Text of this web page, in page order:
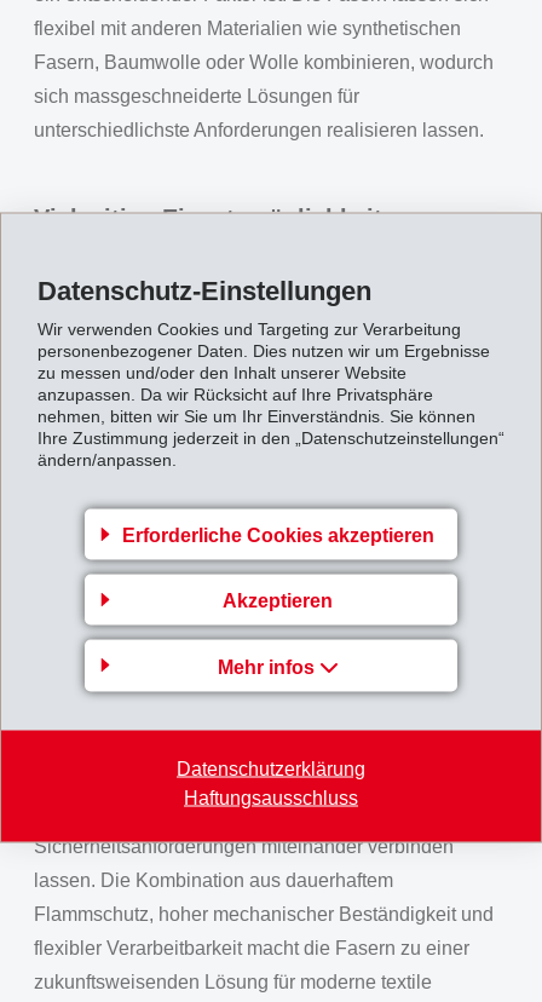
Datenschutz-Einstellungen
Wir verwenden Cookies und Targeting zur Verarbeitung
personenbezogener Daten. Dies nutzen wir um Ergebnisse
zu messen und/oder den Inhalt unserer Website
anzupassen. Da wir Rücksicht auf Ihre Privatsphäre
nehmen, bitten wir Sie um Ihr Einverständnis. Sie können
Ihre Zustimmung jederzeit in den „Datenschutzeinstellungen“
ändern/anpassen.
Erforderliche Cookies akzeptieren
Akzeptieren
Mehr infos
Datenschutzerklärung
Haftungsausschluss
flexibel mit anderen Materialien wie synthetischen
Fasern, Baumwolle oder Wolle kombinieren, wodurch
sich massgeschneiderte Lösungen für
unterschiedlichste Anforderungen realisieren lassen.
Vielseitige Einsatzmöglichkeiten von
Die Einsatzmöglichkeiten sind vielseitig. In der Schutz-
und Arbeitsbekleidung sorgen die Fasern für ein hohes
Mass an Sicherheit bei gleichzeitig angenehmem
Tragegefühl. In technischen Anwendungen wie Kabel-
und Schlauchummantelungen bieten sie zusätzlichen
Schutz vor Hitzeeinwirkung. Auch im öffentlichen
Bussen oder in der Schifffahrt – kommen
flammgeschützte Textilien für Sitzbezüge und Teppiche
zum Einsatz, um höchste Sicherheitsstandards zu
erfüllen. Darüber hinaus eignen sich die Fasern für
Heimtextilien wie Vorhänge oder Teppiche, bei denen
neben Funktionalität auch ästhetische Aspekte gefragt
sind.
Mit NEXYLON FR zeigt EMS-GRILTECH, wie sich
innovative Materialentwicklung und
Sicherheitsanforderungen miteinander verbinden
lassen. Die Kombination aus dauerhaftem
Flammschutz, hoher mechanischer Beständigkeit und
flexibler Verarbeitbarkeit macht die Fasern zu einer
zukunftsweisenden Lösung für moderne textile